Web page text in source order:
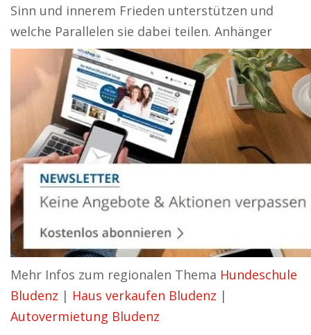
Sinn und innerem Frieden unterstützen und
welche Parallelen sie dabei teilen. Anhänger
Mehr Infos zum regionalen Thema Hundeschule
Bludenz | Haus verkaufen Bludenz |
Autovermietung Bludenz